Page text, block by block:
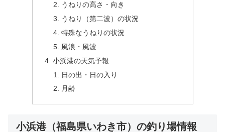
うねりの高さ・向き
うねり（第二波）の状況
特殊なうねりの状況
風浪・風波
小浜港の天気予報
日の出・日の入り
月齢
小浜港（福島県いわき市）の釣り場情報